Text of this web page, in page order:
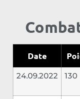
Date
24.09.2022 130